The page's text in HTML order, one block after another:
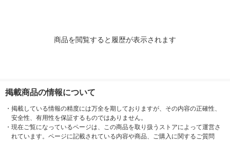
商品を閲覧すると履歴が表示されます
掲載商品の情報について
・ 掲載している情報の精度には万全を期しておりますが、その内容の正確性、
安全性、有用性を保証するものではありません。
・ 現在ご覧になっているページは、この商品を取り扱うストアによって運営さ
れています。ページに記載されている内容や商品、ご購入に関するご質問